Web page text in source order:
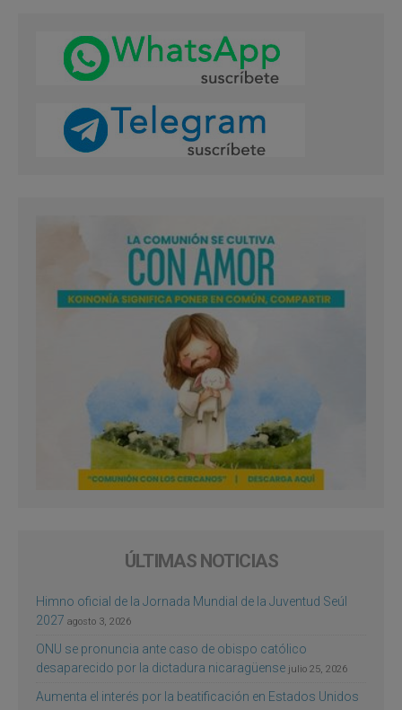
ÚLTIMAS NOTICIAS
Himno oficial de la Jornada Mundial de la Juventud Seúl
2027 agosto 3, 2026
ONU se pronuncia ante caso de obispo católico
desaparecido por la dictadura nicaragüense julio 25, 2026
Aumenta el interés por la beatificación en Estados Unidos